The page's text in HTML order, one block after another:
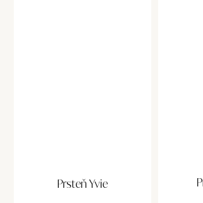
Prsteň Yvie